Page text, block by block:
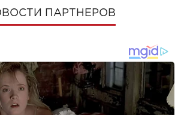
ПАРТНЕРОВ